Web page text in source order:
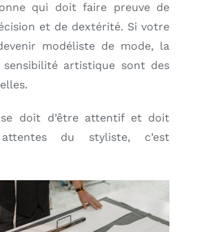
qui doit faire preuve de
et de dextérité. Si votre
modéliste de mode, la
artistique sont des
doit d’être attentif et doit
du styliste, c’est